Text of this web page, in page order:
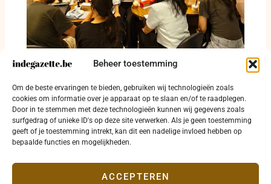
Beheer toestemming
Om de beste ervaringen te bieden, gebruiken wij technologieën zoals
cookies om informatie over je apparaat op te slaan en/of te raadplegen.
Door in te stemmen met deze technologieën kunnen wij gegevens zoals
surfgedrag of unieke ID's op deze site verwerken. Als je geen toestemming
geeft of je toestemming intrekt, kan dit een nadelige invloed hebben op
bepaalde functies en mogelijkheden.
ACCEPTEREN
Lotfi Amine Hachemi licht internationale
betekenis van 16 mei toe in Zuid-Korea
6 augustus 2026